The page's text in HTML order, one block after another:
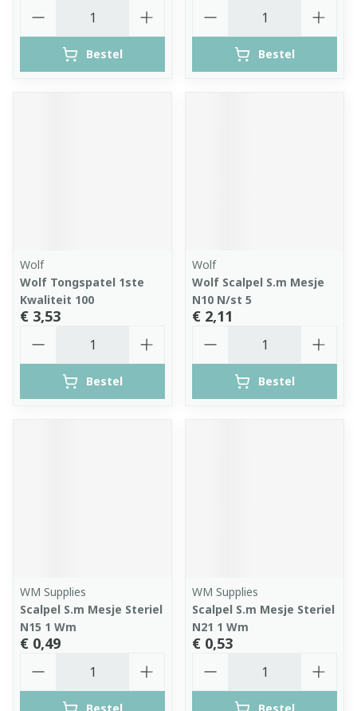
Bestel Bestel
Wolf
Wolf Tongspatel 1ste
Kwaliteit 100
€ 3,53
Bestel
Wolf
Wolf Scalpel S.m Mesje
N10 N/st 5
€ 2,11
Bestel
WM Supplies
Scalpel S.m Mesje Steriel
N15 1 Wm
€ 0,49
WM Supplies
Scalpel S.m Mesje Steriel
N21 1 Wm
€ 0,53